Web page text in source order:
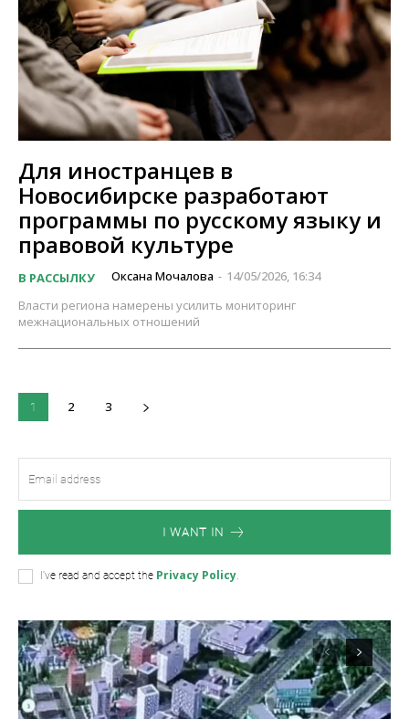
Для иностранцев в
Новосибирске разработают
программы по русскому языку и
правовой культуре
В РАССЫЛКУ Оксана Мочалова - 14/05/2026, 16:34
Власти региона намерены усилить мониторинг
межнациональных отношений
1 2 3
I WANT IN
I've read and accept the Privacy Policy.